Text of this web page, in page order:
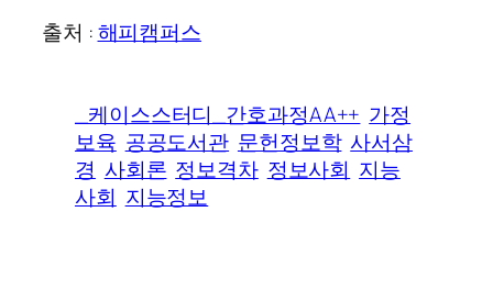
출처 :해피캠퍼스
_케이스스터디_간호과정AA++ 가정
보육 공공도서관 문헌정보학 사서삼
경 사회론 정보격차 정보사회 지능
사회 지능정보